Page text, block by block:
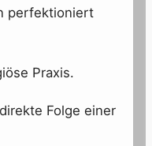
perfektioniert
Praxis.
Folge einer